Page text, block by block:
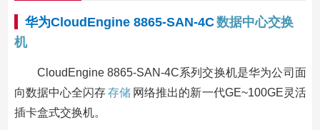
华为CloudEngine 8865-SAN-4C数据中心交换
机
CloudEngine 8865-SAN-4C系列交换机是华为公司面
向数据中心全闪存存储 网络推出的新一代GE~100GE灵活
插卡盒式交换机。